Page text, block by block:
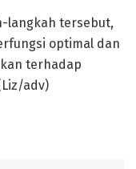
langkah tersebut,
optimal dan
terhadap
adv)